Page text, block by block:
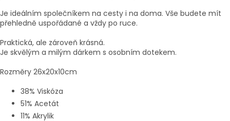
Je ideálním společníkem na cesty i na doma. Vše budete mít
přehledně uspořádané a vždy po ruce.
Praktická, ale zároveň krásná.
Je skvělým a milým dárkem s osobním dotekem.
Rozměry 26x20x10cm
38% Viskóza
51% Acetát
11% Akrylik